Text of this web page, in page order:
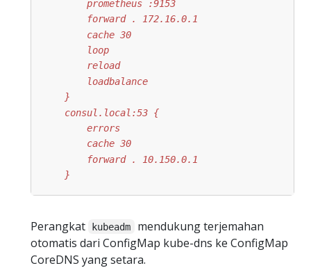
    }
Perangkat kubeadm
mendukung terjemahan
otomatis dari ConfigMap kube-dns ke ConfigMap
CoreDNS yang setara.